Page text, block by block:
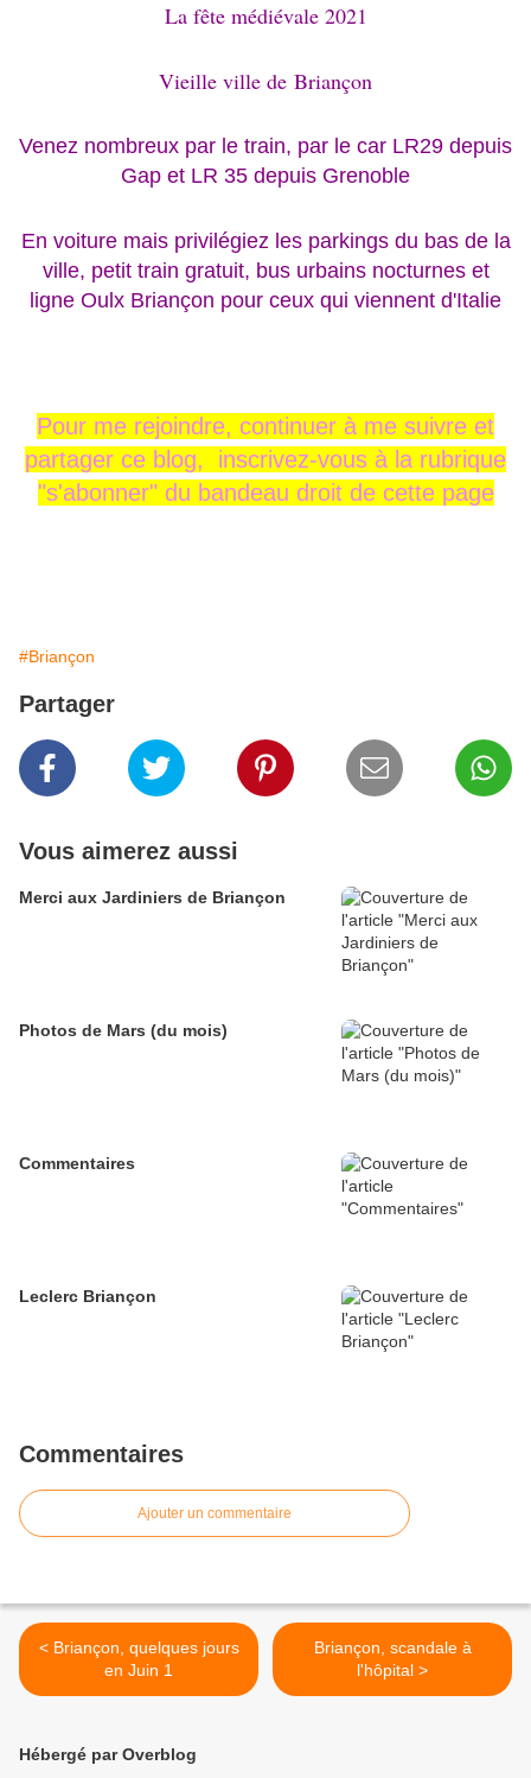
La fête médiévale 2021
Vieille ville de Briançon
Venez nombreux par le train, par le car LR29 depuis
Gap et LR 35 depuis Grenoble
En voiture mais privilégiez les parkings du bas de la
ville, petit train gratuit, bus urbains nocturnes et
ligne Oulx Briançon pour ceux qui viennent d'Italie
Pour me rejoindre, continuer à me suivre et
partager ce blog, inscrivez-vous à la rubrique
"s'abonner" du bandeau droit de cette page
#Briançon
Partager
Vous aimerez aussi
Merci aux Jardiniers de Briançon
Photos de Mars (du mois)
Commentaires
Leclerc Briançon
Commentaires
Ajouter un commentaire
< Briançon, quelques jours
en Juin 1
Briançon, scandale à
l'hôpital >
Hébergé par Overblog